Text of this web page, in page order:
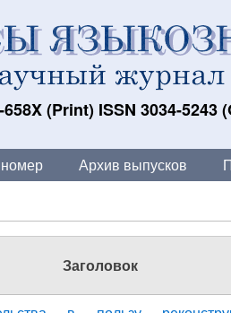
658X (Print) ISSN 3034-5243
Архив выпусков
Заголовок